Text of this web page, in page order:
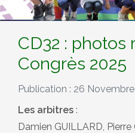
CD32 :
Congrès 2025
Publication : 26
Les arbitres :
Damien GUILLARD,